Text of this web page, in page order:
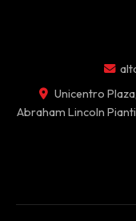
Unicentro
Abraham Lincoln